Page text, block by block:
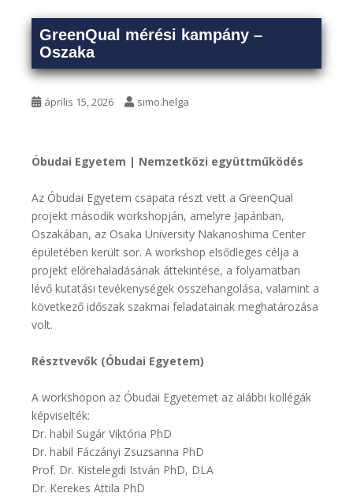
GreenQual mérési kampány –
Oszaka
április 15, 2026 simo.helga
Óbudai Egyetem | Nemzetközi együttműködés
Az Óbudai Egyetem csapata részt vett a GreenQual
projekt második workshopján, amelyre Japánban,
Oszakában, az Osaka University Nakanoshima Center
épületében került sor. A workshop elsődleges célja a
projekt előrehaladásának áttekintése, a folyamatban
lévő kutatási tevékenységek összehangolása, valamint a
következő időszak szakmai feladatainak meghatározása
volt.
Résztvevők (Óbudai Egyetem)
A workshopon az Óbudai Egyetemet az alábbi kollégák
képviselték:
Dr. habil Sugár Viktória PhD
Dr. habil Fáczányi Zsuzsanna PhD
Prof. Dr. Kistelegdi István PhD, DLA
Dr. Kerekes Attila PhD